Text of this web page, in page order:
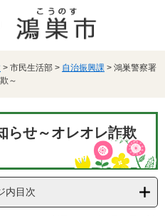
> 市民生活部 > 自治振興課 > 鴻巣警察署
～
らせ～オレオレ詐欺
内目次